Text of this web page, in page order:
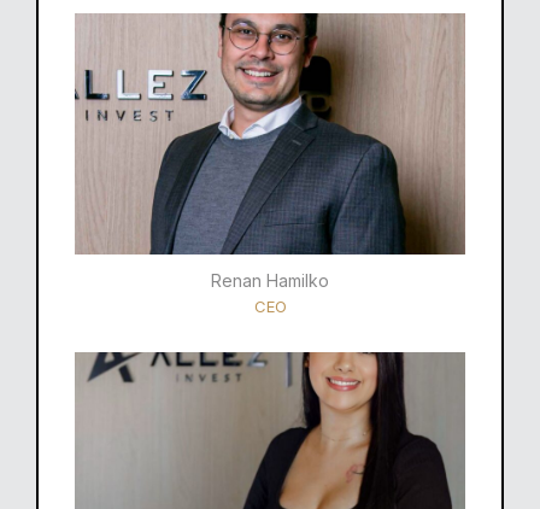
Renan Hamilko​
CEO